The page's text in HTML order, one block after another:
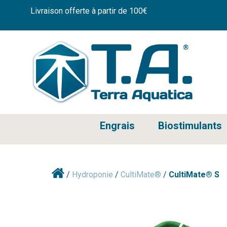
Livraison offerte à partir de 100€
Engrais Biostimulants
/ Hydroponie / CultiMate® / CultiMate® S